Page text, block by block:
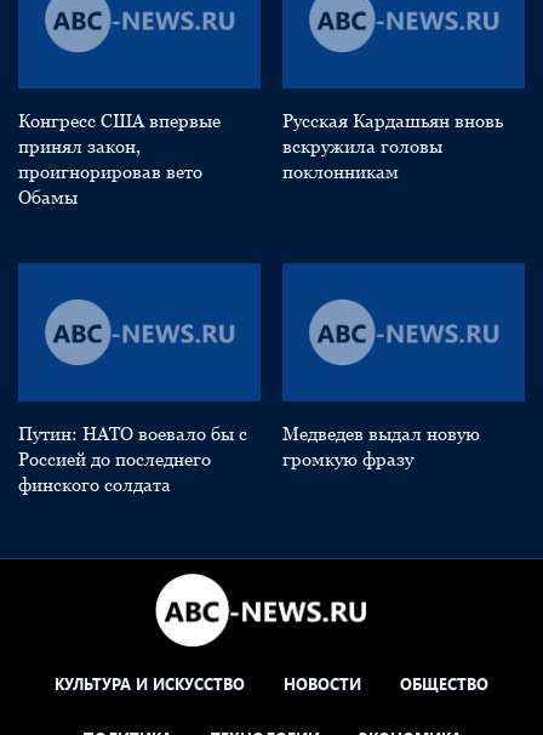
Конгресс США впервые
принял закон,
проигнорировав вето
Обамы
Русская Кардашьян вновь
вскружила головы
поклонникам
Путин: НАТО воевало бы с
Россией до последнего
финского солдата
Медведев выдал новую
громкую фразу
КУЛЬТУРА И ИСКУССТВО НОВОСТИ ОБЩЕСТВО